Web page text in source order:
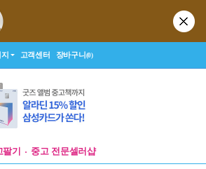
고객센터 장바구니(0)
기 중고 전문셀러샵